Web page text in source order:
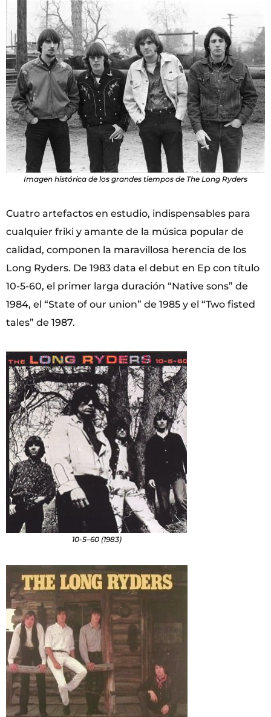
Imagen histórica de los grandes tiempos de The Long Ryders
Cuatro artefactos en estudio, indispensables para
cualquier friki y amante de la música popular de
calidad, componen la maravillosa herencia de los
Long Ryders. De 1983 data el debut en Ep con título
10-5-60, el primer larga duración “Native sons” de
1984, el “State of our union” de 1985 y el “Two fisted
tales” de 1987.
10-5–60 (1983)